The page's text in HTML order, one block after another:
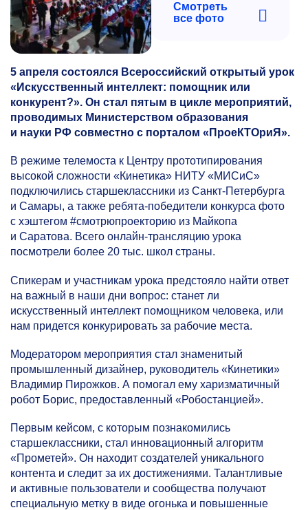
Смотреть
все фото
5 апреля состоялся Всероссийский открытый урок
«Искусственный интеллект: помощник или
конкурент?». Он стал пятым в цикле мероприятий,
проводимых Министерством образования
и науки РФ совместно с порталом «ПроеКТОриЯ».
В режиме телемоста к Центру прототипирования
высокой сложности «Кинетика» НИТУ «МИСиС»
подключились старшеклассники из Санкт-Петербурга
и Самары, а также ребята-победители конкурса фото
с хэштегом #смотрюпроекторию из Майкопа
и Саратова. Всего онлайн-трансляцию урока
посмотрели более 20 тыс. школ страны.
Спикерам и участникам урока предстояло найти ответ
на важный в наши дни вопрос: станет ли
искусственный интеллект помощником человека, или
нам придется конкурировать за рабочие места.
Модератором мероприятия стал знаменитый
промышленный дизайнер, руководитель «Кинетики»
Владимир Пирожков. А помогал ему харизматичный
робот Борис, предоставленный «Робостанцией».
Первым кейсом, с которым познакомились
старшеклассники, стал инновационный алгоритм
«Прометей». Он находит создателей уникального
контента и следит за их достижениями. Талантливые
и активные пользователи и сообщества получают
специальную метку в виде огонька и повышенные